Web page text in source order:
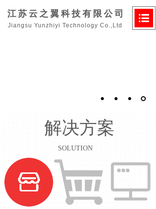
江苏云之翼科技有限公司
Jiangsu Yunzhiyi Technology Co.,Ltd
解决方案
SOLUTION